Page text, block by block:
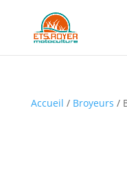
Accueil / Broyeurs /